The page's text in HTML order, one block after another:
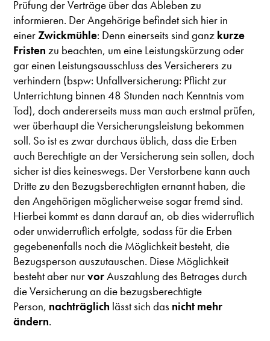
Prüfung der Verträge über das Ableben zu
informieren. Der Angehörige befindet sich hier in
einerZwickmühle: Denn einerseits sind ganz kurze
Fristen zu beachten, um eine Leistungskürzung oder
gar einen Leistungsausschluss des Versicherers zu
verhindern (bspw: Unfallversicherung: Pflicht zur
Unterrichtung binnen 48 Stunden nach Kenntnis vom
Tod), doch andererseits muss man auch erstmal prüfen,
wer überhaupt die Versicherungsleistung bekommen
soll. So ist es zwar durchaus üblich, dass die Erben
auch Berechtigte an der Versicherung sein sollen, doch
sicher ist dies keineswegs. Der Verstorbene kann auch
Dritte zu den Bezugsberechtigten ernannt haben, die
den Angehörigen möglicherweise sogar fremd sind.
Hierbei kommt es dann darauf an, ob dies widerruflich
oder unwiderruflich erfolgte, sodass für die Erben
gegebenenfalls noch die Möglichkeit besteht, die
Bezugsperson auszutauschen. Diese Möglichkeit
besteht aber nurvorAuszahlung des Betrages durch
die Versicherung an die bezugsberechtigte
Person, nachträglich lässt sich das nicht mehr
ändern.